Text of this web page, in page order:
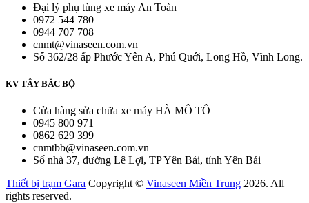
Đại lý phụ tùng xe máy An Toàn
0972 544 780
0944 707 708
cnmt@vinaseen.com.vn
Số 362/28 ấp Phước Yên A, Phú Quới, Long Hồ, Vĩnh Long.
KV TÂY BẮC BỘ
Cửa hàng sửa chữa xe máy HÀ MÔ TÔ
0945 800 971
0862 629 399
cnmtbb@vinaseen.com.vn
Số nhà 37, đường Lê Lợi, TP Yên Bái, tỉnh Yên Bái
Thiết bị trạm Gara Copyright © Vinaseen Miền Trung 2026. All
rights reserved.